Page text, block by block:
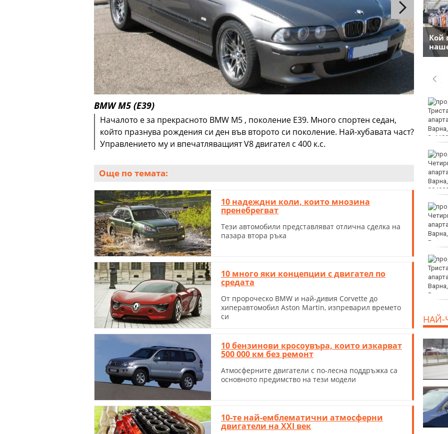
BMW M5 (E39)
Началото е за прекрасното BMW M5 , поколение E39. Много спортен седан,
който празнува рождения си ден във второто си поколение. Най-хубавата част?
Управлението му и впечатляващият V8 двигател с 400 к.с.
Още по темата:
10 надеждни коли, които мнозина
пренебрегват
Тези автомобили представляват отлична сделка на
пазара втора ръка
10 много яки концепции с двигател по
средата
От пророческо BMW и най-дивия Corvette до
хиперавтомобил Aston Martin, изпреварил времето
си
10 бензинови кросоувъра, които изкарват
500 000 км без ремонт
Атмосферните двигатели с по-лесна поддръжка са
основното предимство на тези модели
10-те най-емблематични атмосферни
двигатели на ХХI век
Кой
(Пд)
Почина бащата на Лео
Сърбия
НАЙ-